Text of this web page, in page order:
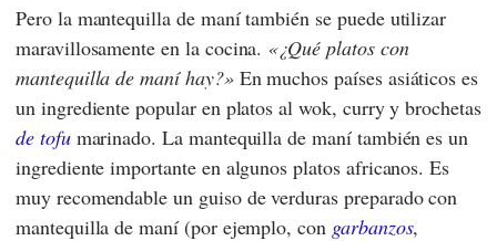
Pero la mantequilla de maní también se puede utilizar
maravillosamente en la cocina.
¿Qué platos con
mantequilla de maní hay? En muchos países asiáticos es
un ingrediente popular en platos al wok, curry y brochetas
de tofumarinado. La mantequilla de maní también es un
ingrediente importante en algunos platos africanos. Es
muy recomendable un guiso de verduras preparado con
mantequilla de maní (por ejemplo, con garbanzos,